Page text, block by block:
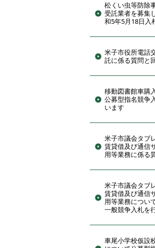
松くい虫等防除
受託業者を募集
和5年5月18日入
米子市役所電話
託に係る質問と
移動図書館車購
公募型指名競争
います
米子市議会タブ
賃貸借及び通信
用等業務に係る
米子市議会タブ
賃貸借及び通信
用等業務につい
一般競争入札を
車尾小学校仮設